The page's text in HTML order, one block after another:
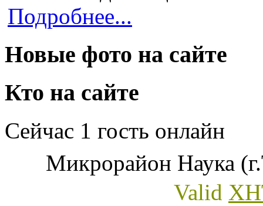
Подробнее...
Новые фото на сайте
Кто на сайте
Сейчас 1 гость онлайн
Микрорайон Наука
Valid